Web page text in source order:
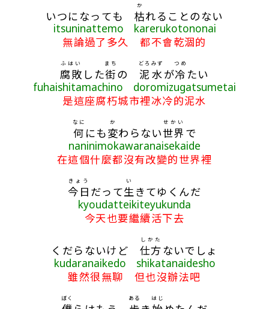
いつになっても 枯
か
れることのない
itsuninattemo karerukotononai
無論過了多久 都不會乾涸的
腐敗
ふはい
した街
まち
の 泥
どろ
水
みず
が冷
つめ
たい
fuhaishitamachino doromizugatsumetai
是這座腐朽城市裡冰冷的泥水
何
なに
にも変
か
わらない世界
せかい
で
naninimokawaranaisekaide
在這個什麼都沒有改變的世界裡
今日
きょう
だって生
い
きてゆくんだ
kyoudatteikiteyukunda
今天也要繼續活下去
くだらないけど 仕方
しかた
ないでしょ
kudaranaikedo shikatanaidesho
雖然很無聊 但也沒辦法吧
ぼく ある はじ